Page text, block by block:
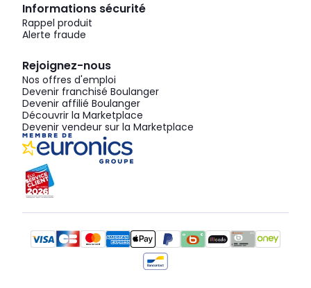
Informations sécurité
Rappel produit
Alerte fraude
Rejoignez-nous
Nos offres d'emploi
Devenir franchisé Boulanger
Devenir affilié Boulanger
Découvrir la Marketplace
Devenir vendeur sur la Marketplace